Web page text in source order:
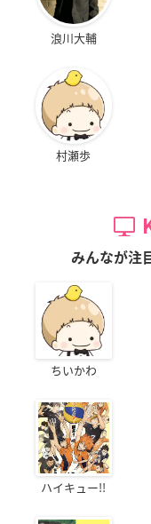
浪川大輔
村瀬歩
みんなが注
ちいかわ
ハイキュー!!